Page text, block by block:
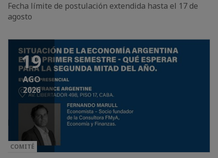
Fecha límite de postulación extendida hasta el 17 de
agosto
19
AGO
2026
COMITÉ